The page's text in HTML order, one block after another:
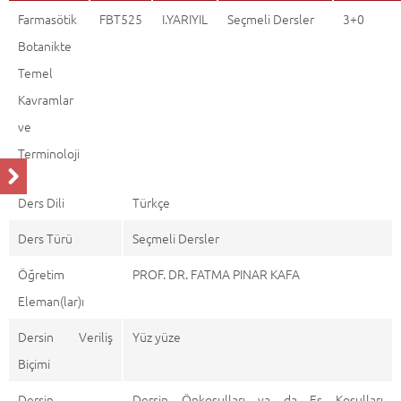
Farmasötik
Botanikte
Temel
Kavramlar
ve
Terminoloji
FBT525 I.YARIYIL Seçmeli Dersler 3+0
Ders Dili
Türkçe
Ders Türü
Seçmeli Dersler
Öğretim
Eleman(lar)ı
PROF. DR. FATMA PINAR KAFA
Dersin Veriliş
Biçimi
Yüz yüze